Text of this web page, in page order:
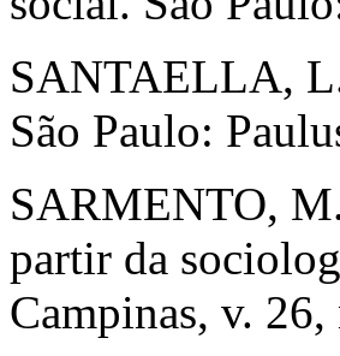
SANTAELLA,
São Paulo:
SARMENTO, M.
partir da
Campinas, v.